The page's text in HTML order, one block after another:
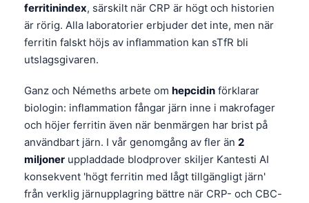
ferritinindex, särskilt när CRP är högt och historien
är rörig. Alla laboratorier erbjuder det inte, men när
ferritin falskt höjs av inflammation kan sTfR bli
utslagsgivaren.
Ganz och Némeths arbete om hepcidin förklarar
biologin: inflammation fångar järn inne i makrofager
och höjer ferritin även när benmärgen har brist på
användbart järn. I vår genomgång av fler än 2
miljoner uppladdade blodprover skiljer Kantesti AI
konsekvent 'högt ferritin med lågt tillgängligt järn'
från verklig järnupplagring bättre när CRP- och CBC-
Қазақ тілі
Suomi
Hrvatski
Slovenčina
كوردی‎
سنڌي
සිංහල
অসমীয়া